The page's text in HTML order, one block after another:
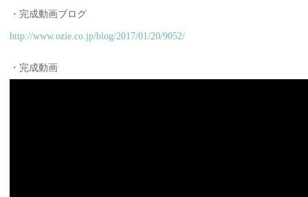
・完成動画ブログ
http://www.ozie.co.jp/blog/2017/01/20/9052/
・完成動画